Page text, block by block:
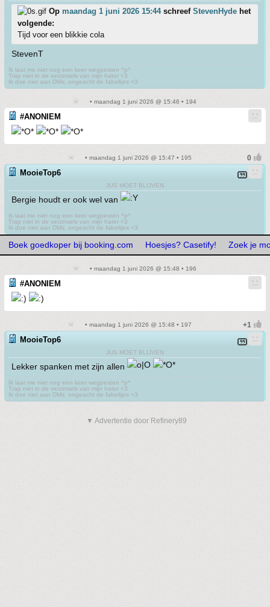
Op maandag 1 juni 2026 15:44schreef StevenHyde het
volgende:
Tijd voor een blikkie cola
StevenT
Ik laat me niet nog een keer wegpesten ^p^
Trap niet in de verzinsels van mijn hater <3
Ik doe niet aan DMs, ongeacht de fabeltjes <3
• maandag 1 juni 2026 @ 15:46 • 194
#ANONIEM
• maandag 1 juni 2026 @ 15:47 • 195
MooieTop6
JUS MOET BLIJVEN
Bergie houdt er ook wel van
Ik laat me niet nog een keer wegpesten ^p^
Trap niet in de verzinsels van mijn hater <3
Ik doe niet aan DMs, ongeacht de fabeltjes <3
Boek goedkoper bij booking.com Hoesjes? Casetify! Zoek je
• maandag 1 juni 2026 @ 15:48 • 196
#ANONIEM
• maandag 1 juni 2026 @ 15:48 • 197
MooieTop6
JUS MOET BLIJVEN
Lekker spanken met zijn allen
Ik laat me niet nog een keer wegpesten ^p^
Trap niet in de verzinsels van mijn hater <3
Ik doe niet aan DMs, ongeacht de fabeltjes <3
▼ Advertentie door Refinery89